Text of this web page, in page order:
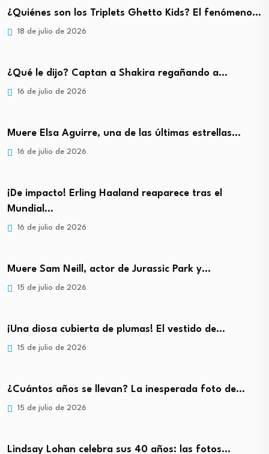
¿Quiénes son los Triplets Ghetto Kids? El fenómeno…
18 de julio de 2026
¿Qué le dijo? Captan a Shakira regañando a…
16 de julio de 2026
Muere Elsa Aguirre, una de las últimas estrellas…
16 de julio de 2026
¡De impacto! Erling Haaland reaparece tras el
Mundial…
16 de julio de 2026
Muere Sam Neill, actor de Jurassic Park y…
15 de julio de 2026
¡Una diosa cubierta de plumas! El vestido de…
15 de julio de 2026
¿Cuántos años se llevan? La inesperada foto de…
15 de julio de 2026
Lindsay Lohan celebra sus 40 años: las fotos…